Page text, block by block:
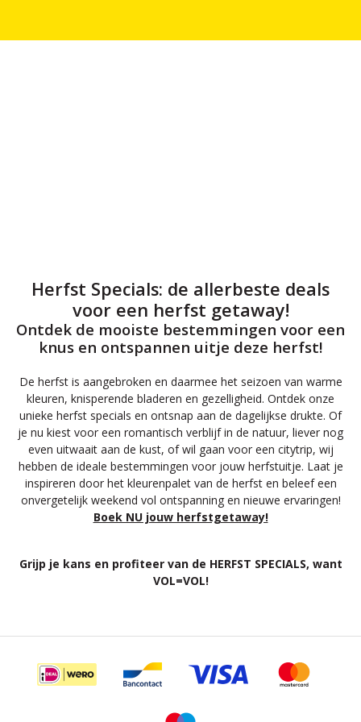
Herfst Specials: de allerbeste deals
voor een herfst getaway!
Ontdek de mooiste bestemmingen voor een
knus en ontspannen uitje deze herfst!
De herfst is aangebroken en daarmee het seizoen van warme
kleuren, knisperende bladeren en gezelligheid. Ontdek onze
unieke herfst specials en ontsnap aan de dagelijkse drukte. Of
je nu kiest voor een romantisch verblijf in de natuur, liever nog
even uitwaait aan de kust, of wil gaan voor een citytrip, wij
hebben de ideale bestemmingen voor jouw herfstuitje. Laat je
inspireren door het kleurenpalet van de herfst en beleef een
onvergetelijk weekend vol ontspanning en nieuwe ervaringen!
Boek NU jouw herfstgetaway!
Grijp je kans en profiteer van de HERFST SPECIALS, want
VOL=VOL!